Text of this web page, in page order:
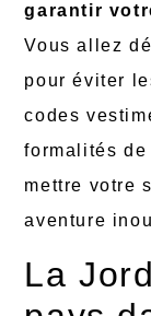
garantir
Vous allez
pour éviter
codes
formalités
mettre votre
aventure
La